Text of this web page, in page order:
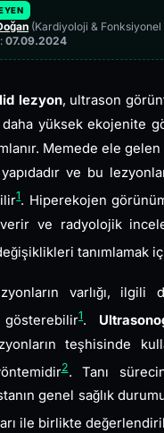
(Kardiyoloji & Fonksiyonel
07.09.2024
lezyon, ultrason
yüksek ekojenite
Memede ele
ve bu
1. Hiperekojen
ve radyolojik
tanımlamak
varlığı, ilgili
1.
teşhisinde
2. Tanı
genel sağlık
ile birlikte